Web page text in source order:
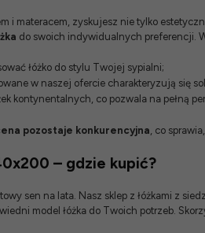
i materacem, zyskujesz nie tylko
do swoich indywidualnych preferencji.
łóżko do stylu Twojej sypialni;
w naszej ofercie charakteryzują się
kontynentalnych, co pozwala na pełną
pozostaje konkurencyjna, co
– gdzie kupić?
sen na lata. Nasz sklep z łóżkami z
model łóżka do Twoich potrzeb.